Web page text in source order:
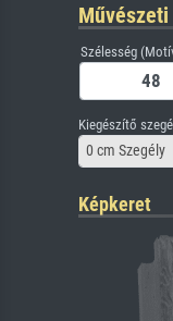
Szélesség
Kiegészítő
0 cm Szegély
Képkeret